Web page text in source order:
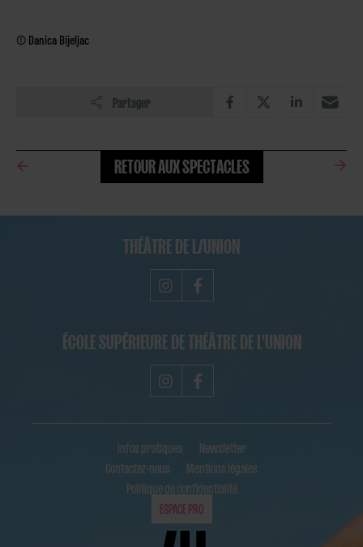
© Danica Bijeljac
Partager
RETOUR AUX SPECTACLES
THÉÂTRE DE L/UNION
ÉCOLE SUPÉRIEURE DE THÉÂTRE DE L'UNION
Infos pratiques
Newsletter
Contactez-nous
Mentions légales
Politique de confidentialité
ESPACE PRO